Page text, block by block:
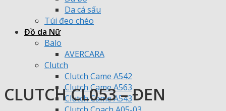
Da cá sấu
Túi đeo chéo
Đồ da Nữ
Balo
AVERCARA
Clutch
Clutch Came A542
Clutch Came A563
Clutch Came A543
CLUTCH CL053 – ĐEN